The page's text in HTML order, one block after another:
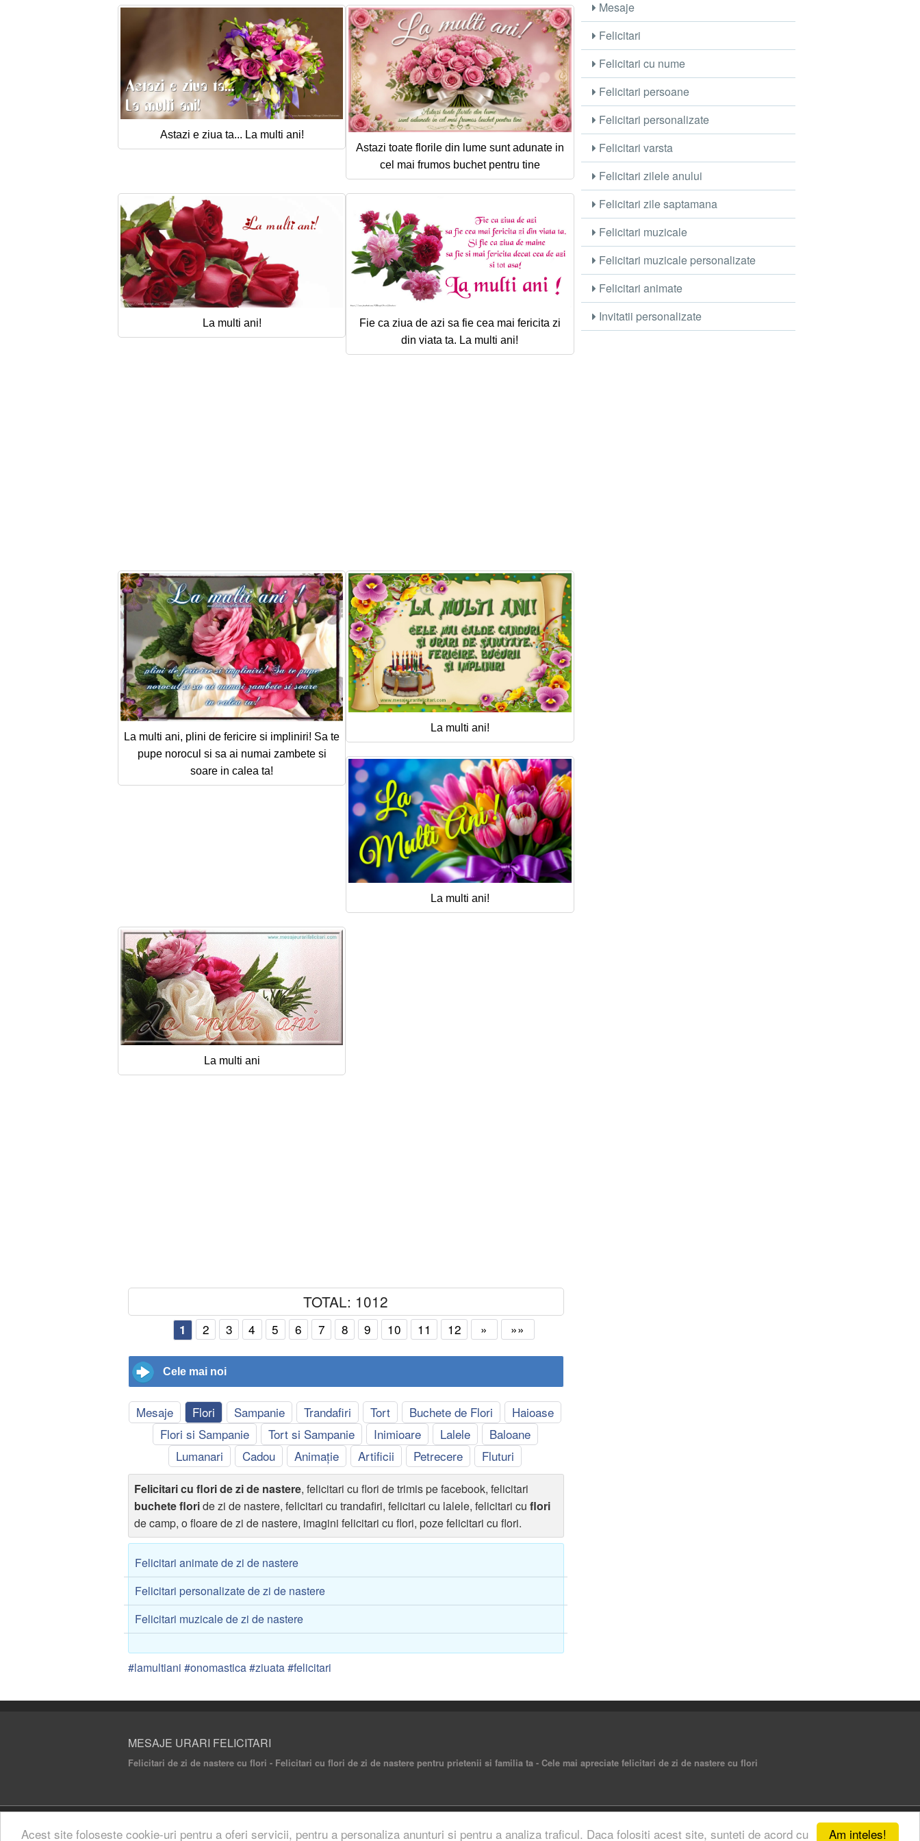
Am inteles!
Acest site foloseste cookie-uri pentru a oferi servicii, pentru a personaliza anunturi si pentru a analiza traficul. Daca folositi acest site, sunteti de acord cu
Astazi e ziua ta... La multi ani!
Astazi toate florile din lume sunt adunate in
cel mai frumos buchet pentru tine
La multi ani!
Fie ca ziua de azi sa fie cea mai fericita zi
din viata ta. La multi ani!
La multi ani, plini de fericire si impliniri! Sa te
pupe norocul si sa ai numai zambete si
soare in calea ta!
La multi ani!
La multi ani!
La multi ani
TOTAL: 1012
1 2 3 4 5 6 7 8 9 10 11 12 » »»
Cele mai noi
Mesaje Flori Sampanie Trandafiri Tort Buchete de Flori
Haioase
Flori si Sampanie
Tort si Sampanie Inimioare Lalele
Baloane
Lumanari
Cadou Animație Artificii Petrecere Fluturi
Felicitari cu flori de zi de nastere, felicitari cu flori de trimis pe facebook, felicitari
buchete floride zi de nastere, felicitari cu trandafiri, felicitari cu lalele, felicitari cu flori
de camp, o floare de zi de nastere, imagini felicitari cu flori, poze felicitari cu flori.
Felicitari animate de zi de nastere
Felicitari personalizate de zi de nastere
Felicitari muzicale de zi de nastere
#lamultiani #onomastica #ziuata #felicitari
Mesaje
Felicitari
Felicitari cu nume
Felicitari persoane
Felicitari personalizate
Felicitari varsta
Felicitari zilele anului
Felicitari zile saptamana
Felicitari muzicale
Felicitari muzicale personalizate
Felicitari animate
Invitatii personalizate
MESAJE URARI FELICITARI
Felicitari de zi de nastere cu flori - Felicitari cu flori de zi de nastere pentru prietenii si familia ta - Cele mai apreciate felicitari de zi de nastere cu flori